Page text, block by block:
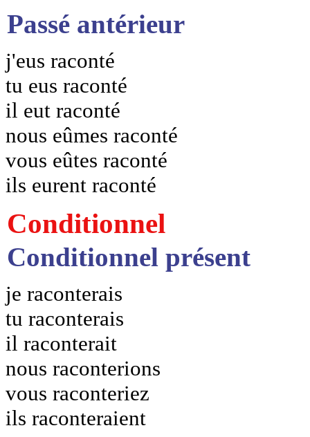
Passé antérieur
j'eus raconté
tu eus raconté
il eut raconté
nous eûmes raconté
vous eûtes raconté
ils eurent raconté
Conditionnel
Conditionnel présent
je raconterais
tu raconterais
il raconterait
nous raconterions
vous raconteriez
ils raconteraient